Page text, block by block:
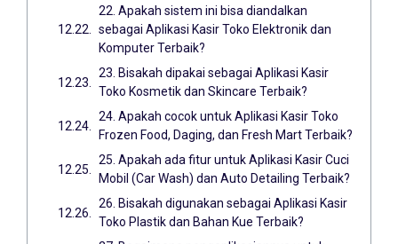
22. Apakah sistem ini bisa diandalkan
sebagai Aplikasi Kasir Toko Elektronik dan
Komputer Terbaik?
23. Bisakah dipakai sebagai Aplikasi Kasir
Toko Kosmetik dan Skincare Terbaik?
24. Apakah cocok untuk Aplikasi Kasir Toko
Frozen Food, Daging, dan Fresh Mart Terbaik?
25. Apakah ada fitur untuk Aplikasi Kasir Cuci
Mobil (Car Wash) dan Auto Detailing Terbaik?
26. Bisakah digunakan sebagai Aplikasi Kasir
Toko Plastik dan Bahan Kue Terbaik?